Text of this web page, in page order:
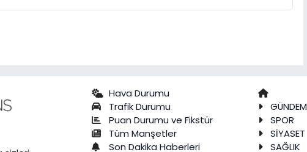
Hava Durumu
Trafik Durumu
Puan Durumu ve Fikstür
Tüm Manşetler
Son Dakika Haberleri
GÜNDEM
SPOR
SİYASET
SAĞLIK